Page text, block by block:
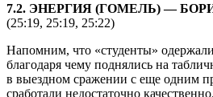
7.2. ЭНЕРГИЯ (ГОМЕЛЬ) —
(25:19, 25:19, 25:22)
Напомним, что «студенты»
благодаря чему поднялись на
в выездном сражении с еще одним
сработали недостаточно качественно.